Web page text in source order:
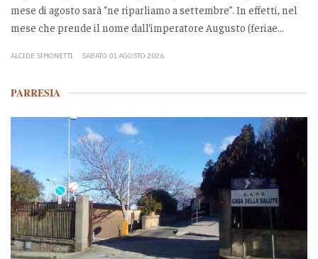
mese di agosto sarà “ne riparliamo a settembre”. In effetti, nel
mese che prende il nome dall’imperatore Augusto (feriae...
ALCIDE SIMONETTI SABATO 01 AGOSTO 2026
PARRESIA